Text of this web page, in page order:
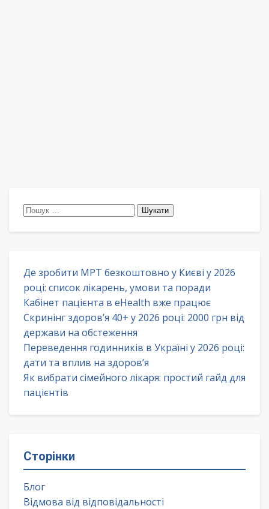
Пошук:
Де зробити МРТ безкоштовно у Києві у 2026
році: список лікарень, умови та поради
Кабінет пацієнта в eHealth вже працює
Скринінг здоров’я 40+ у 2026 році: 2000 грн від
держави на обстеження
Переведення годинників в Україні у 2026 році:
дати та вплив на здоров’я
Як вибрати сімейного лікаря: простий гайд для
пацієнтів
Сторінки
Блог
Відмова від відповідальності